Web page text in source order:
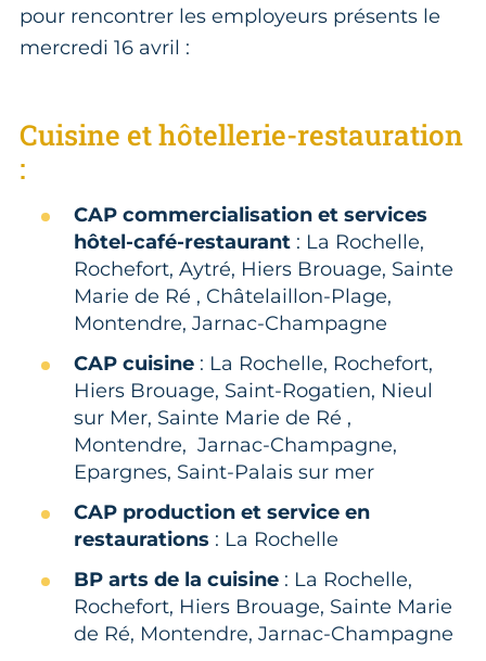
pour rencontrer les employeurs présents le
mercredi 16 avril :
Cuisine et hôtellerie-restauration
:
CAP commercialisation et services
hôtel-café-restaurant : La Rochelle,
Rochefort, Aytré, Hiers Brouage, Sainte
Marie de Ré , Châtelaillon-Plage,
Montendre, Jarnac-Champagne
CAP cuisine : La Rochelle, Rochefort,
Hiers Brouage, Saint-Rogatien, Nieul
sur Mer, Sainte Marie de Ré ,
Montendre, Jarnac-Champagne,
Epargnes, Saint-Palais sur mer
CAP production et service en
restaurations : La Rochelle
BP arts de la cuisine : La Rochelle,
Rochefort, Hiers Brouage, Sainte Marie
de Ré, Montendre, Jarnac-Champagne